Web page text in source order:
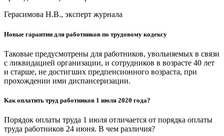
Герасимова Н.В., эксперт журнала
Новые гарантии для работников по трудовому кодексу
Таковые предусмотрены для работников, увольняемых в связи
с ликвидацией организации, и сотрудников в возрасте 40 лет
и старше, не достигших предпенсионного возраста, при
прохождении ими диспансеризации.
Как оплатить труд работников 1 июля 2020 года?
Порядок оплаты труда 1 июля отличается от порядка оплаты
труда работников 24 июня. В чем различия?